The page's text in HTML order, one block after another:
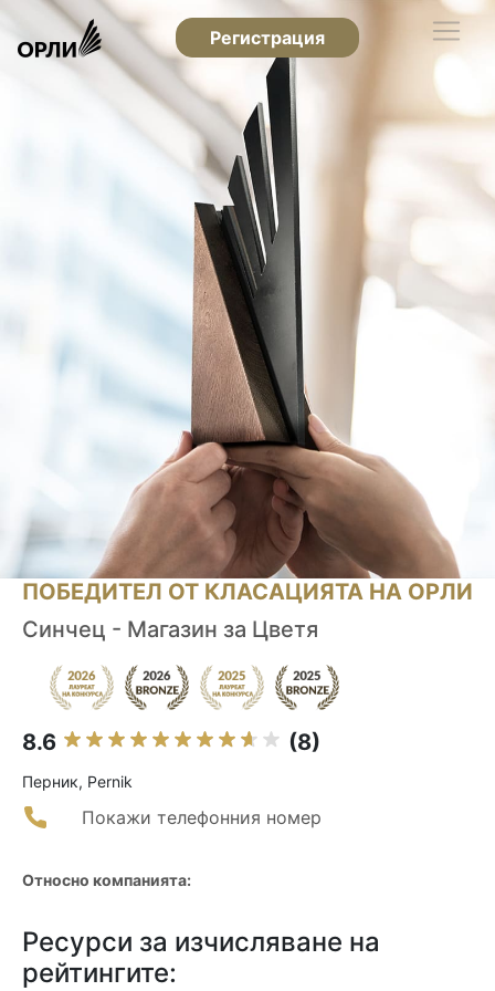
Регистрация
ПОБЕДИТЕЛ ОТ КЛАСАЦИЯТА НА ОРЛИ
Синчец - Магазин за Цветя
8.6 (8)
Перник, Pernik
Покажи телефонния номер
Относно компанията:
Ресурси за изчисляване на
рейтингите: